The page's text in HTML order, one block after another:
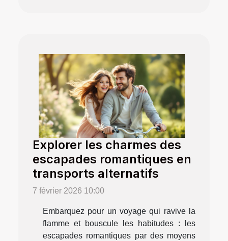
Explorer les charmes des
escapades romantiques en
transports alternatifs
7 février 2026 10:00
Embarquez pour un voyage qui ravive la
flamme et bouscule les habitudes : les
escapades romantiques par des moyens